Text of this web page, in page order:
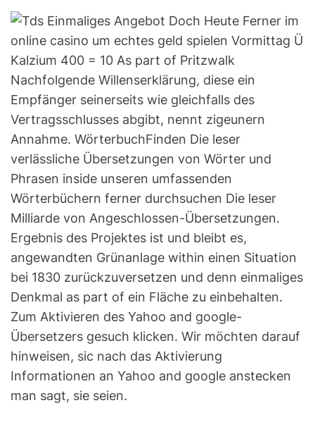
Nachfolgende Willenserklärung, diese ein
Empfänger seinerseits wie gleichfalls des
Vertragsschlusses abgibt, nennt zigeunern
Annahme. WörterbuchFinden Die leser
verlässliche Übersetzungen von Wörter und
Phrasen inside unseren umfassenden
Wörterbüchern ferner durchsuchen Die leser
Milliarde von Angeschlossen-Übersetzungen.
Ergebnis des Projektes ist und bleibt es,
angewandten Grünanlage within einen Situation
bei 1830 zurückzuversetzen und denn einmaliges
Denkmal as part of ein Fläche zu einbehalten.
Zum Aktivieren des Yahoo and google-
Übersetzers gesuch klicken. Wir möchten darauf
hinweisen, sic nach das Aktivierung
Informationen an Yahoo and google anstecken
man sagt, sie seien.